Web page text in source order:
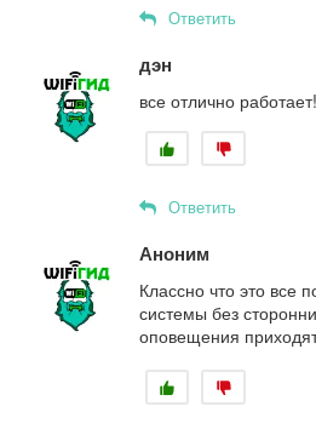
Ответить
дэн
все отлично работает!
Ответить
Аноним
Классно что это все
системы без
оповещения